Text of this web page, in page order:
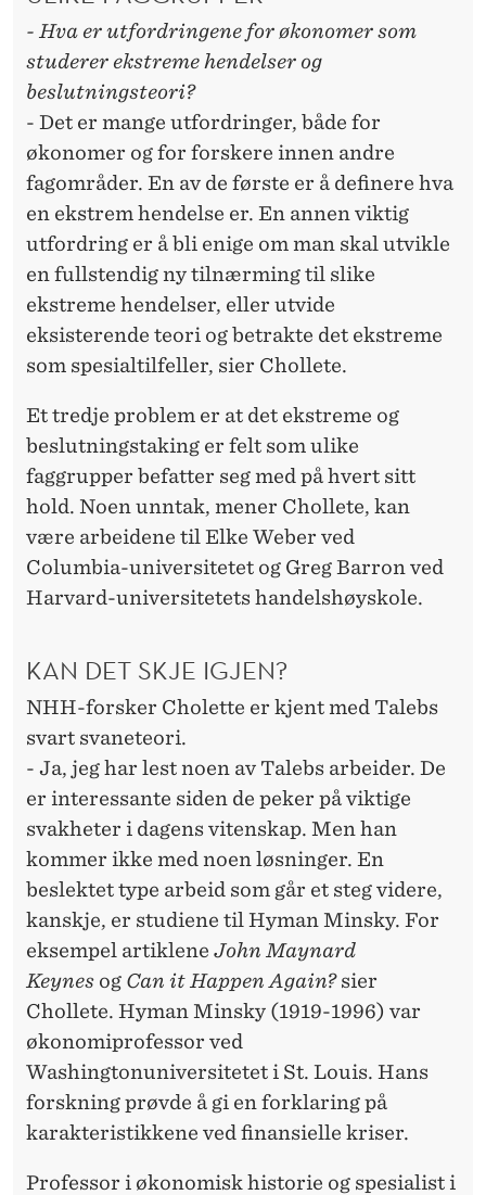
- Hva er utfordringene for økonomer som
studerer ekstreme hendelser og
beslutningsteori?
- Det er mange utfordringer, både for
økonomer og for forskere innen andre
fagområder. En av de første er å definere hva
en ekstrem hendelse er. En annen viktig
utfordring er å bli enige om man skal utvikle
en fullstendig ny tilnærming til slike
ekstreme hendelser, eller utvide
eksisterende teori og betrakte det ekstreme
som spesialtilfeller, sier Chollete.
Et tredje problem er at det ekstreme og
beslutningstaking er felt som ulike
faggrupper befatter seg med på hvert sitt
hold. Noen unntak, mener Chollete, kan
være arbeidene til Elke Weber ved
Columbia-universitetet og Greg Barron ved
Harvard-universitetets handelshøyskole.
KAN DET SKJE IGJEN?
NHH-forsker Cholette er kjent med Talebs
svart svaneteori.
- Ja, jeg har lest noen av Talebs arbeider. De
er interessante siden de peker på viktige
svakheter i dagens vitenskap. Men han
kommer ikke med noen løsninger. En
beslektet type arbeid som går et steg videre,
kanskje, er studiene til Hyman Minsky. For
eksempel artiklene John Maynard
Keynes og Can it Happen Again?sier
Chollete. Hyman Minsky (1919-1996) var
økonomiprofessor ved
Washingtonuniversitetet i St. Louis. Hans
forskning prøvde å gi en forklaring på
karakteristikkene ved finansielle kriser.
Professor i økonomisk historie og spesialist i